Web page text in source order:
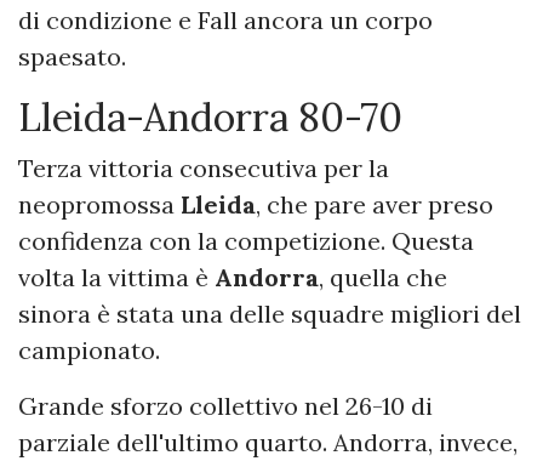
di condizione e Fall ancora un corpo
spaesato.
Lleida-Andorra 80-70
Terza vittoria consecutiva per la
neopromossa Lleida, che pare aver preso
confidenza con la competizione. Questa
volta la vittima è Andorra, quella che
sinora è stata una delle squadre migliori del
campionato.
Grande sforzo collettivo nel 26-10 di
parziale dell'ultimo quarto. Andorra, invece,